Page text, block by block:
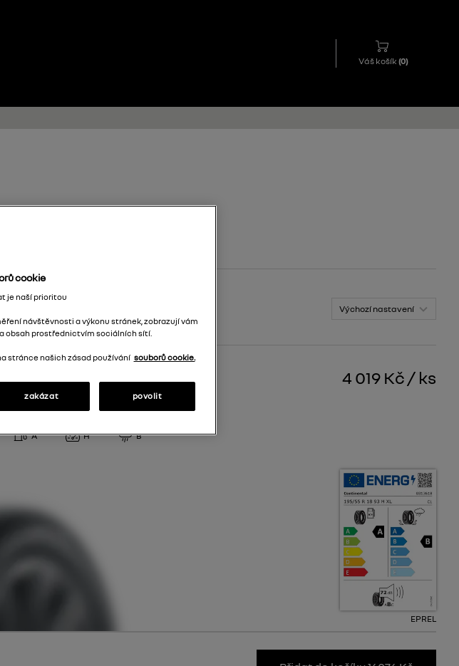
Váš košík (0)
4
4 019 Kč / ks
A H B
EPREL
cookie
je naší prioritou
návštěvnosti a výkonu stránek, zobrazují vám
obsah prostřednictvím sociálních sítí.
stránce našich zásad používání souborů cookie.
zakázat povolit